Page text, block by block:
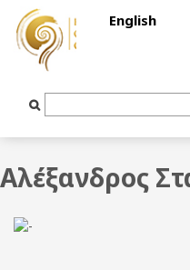
English
Input
Αλέξανδρος